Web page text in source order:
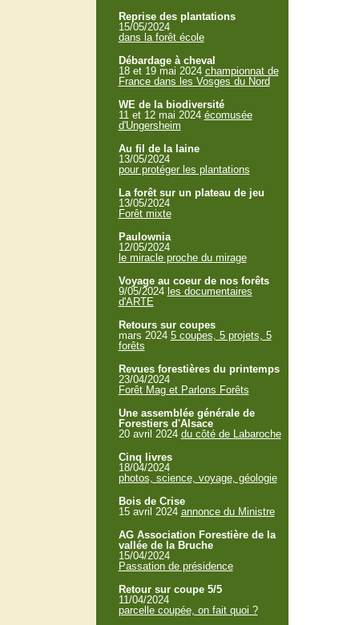
Reprise des plantations
15/05/2024
dans la forêt école
Débardage à cheval
18 et 19 mai 2024 championnat de
France dans les Vosges du Nord
WE de la biodiversité
11 et 12 mai 2024 écomusée
d'Ungersheim
Au fil de la laine
13/05/2024
pour protéger les plantations
La forêt sur un plateau de jeu
13/05/2024
Forêt mixte
Paulownia
12/05/2024
le miracle proche du mirage
Voyage au coeur de nos forêts
9/05/2024 les documentaires
d'ARTE
Retours sur coupes
mars 2024 5 coupes, 5 projets, 5
forêts
Revues forestières du printemps
23/04/2024
Forêt Mag et Parlons Forêts
Une assemblée générale de
Forestiers d'Alsace
20 avril 2024 du côté de Labaroche
Cinq livres
18/04/2024
photos, science, voyage, géologie
Bois de Crise
15 avril 2024 annonce du Ministre
AG Association Forestière de la
vallée de la Bruche
15/04/2024
Passation de présidence
Retour sur coupe 5/5
11/04/2024
parcelle coupée, on fait quoi ?